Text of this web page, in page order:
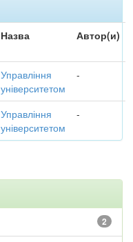
Назва Автор(и)
Управління
університетом
-
Управління
університетом
-
2